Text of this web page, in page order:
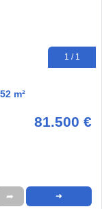
1 / 1
m²
81.500 €
➦ ➜